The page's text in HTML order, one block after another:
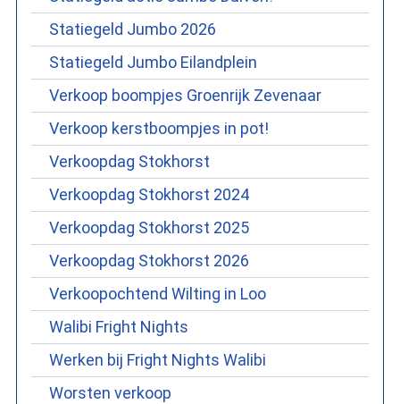
Statiegeld Jumbo 2026
Statiegeld Jumbo Eilandplein
Verkoop boompjes Groenrijk Zevenaar
Verkoop kerstboompjes in pot!
Verkoopdag Stokhorst
Verkoopdag Stokhorst 2024
Verkoopdag Stokhorst 2025
Verkoopdag Stokhorst 2026
Verkoopochtend Wilting in Loo
Walibi Fright Nights
Werken bij Fright Nights Walibi
Worsten verkoop